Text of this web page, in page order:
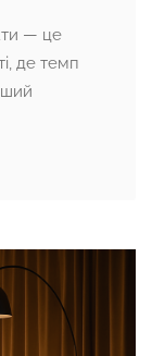
— це
де темп